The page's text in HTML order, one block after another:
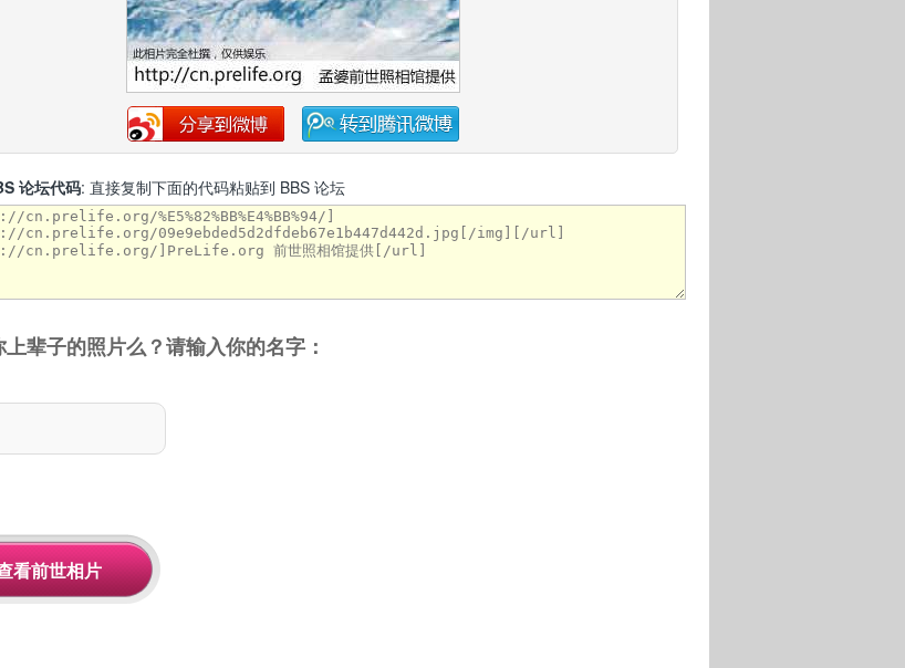
论坛代码: 直接复制下面的代码粘贴到 BBS 论坛
辈子的照片么？请输入你的名字：